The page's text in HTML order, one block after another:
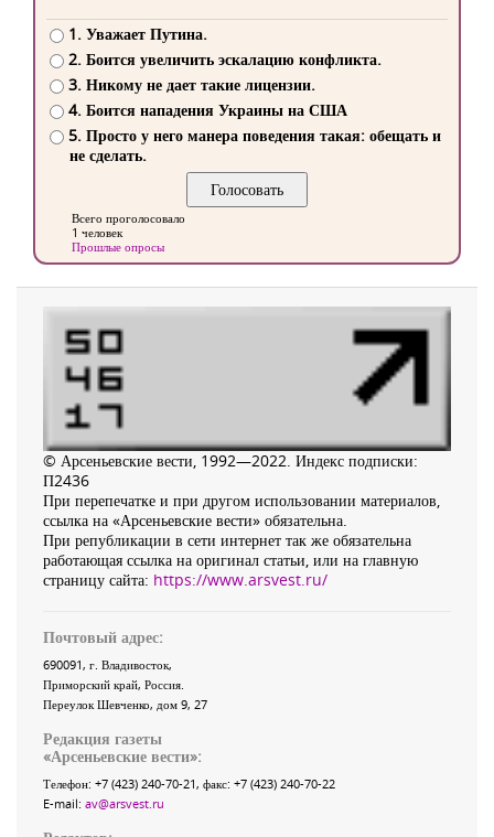
1. Уважает Путина.
2. Боится увеличить эскалацию конфликта.
3. Никому не дает такие лицензии.
4. Боится нападения Украины на США
5. Просто у него манера поведения такая: обещать и
не сделать.
Всего проголосовало
1 человек
Прошлые опросы
© Арсеньевские вести, 1992—2022. Индекс подписки:
П2436
При перепечатке и при другом использовании материалов,
ссылка на «Арсеньевские вести» обязательна.
При републикации в сети интернет так же обязательна
работающая ссылка на оригинал статьи, или на главную
страницу сайта: https://www.arsvest.ru/
Почтовый адрес:
690091, г. Владивосток,
Приморский край, Россия
Переулок Шевченко, дом 9, 27
Редакция газеты
«Арсеньевские вести»:
Телефон: +7 (423) 240-70-21, факс: +7 (423) 240-70-22
E-mail: av@arsvest.ru